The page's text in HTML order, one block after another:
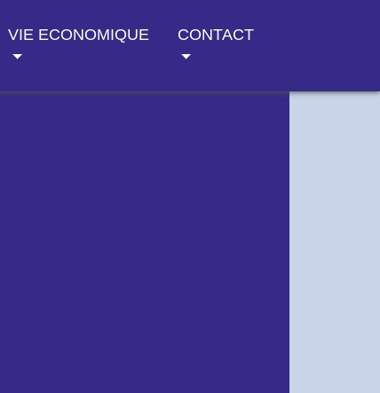
VIE ECONOMIQUE CONTACT